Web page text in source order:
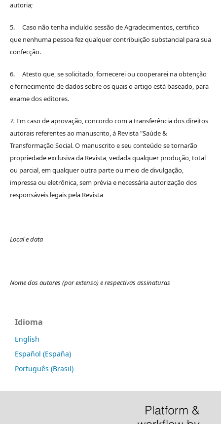
autoria;
5. Caso não tenha incluído sessão de Agradecimentos, certifico
que nenhuma pessoa fez qualquer contribuição substancial para sua
confecção.
6. Atesto que, se solicitado, fornecerei ou cooperarei na obtenção
e fornecimento de dados sobre os quais o artigo está baseado, para
exame dos editores.
7. Em caso de aprovação, concordo com a transferência dos direitos
autorais referentes ao manuscrito, à Revista "Saúde &
Transformação Social. O manuscrito e seu conteúdo se tornarão
propriedade exclusiva da Revista, vedada qualquer produção, total
ou parcial, em qualquer outra parte ou meio de divulgação,
impressa ou eletrônica, sem prévia e necessária autorização dos
responsáveis legais pela Revista
Local e data
Nome dos autores (por extenso) e respectivas assinaturas
Idioma
English
Español (España)
Português (Brasil)